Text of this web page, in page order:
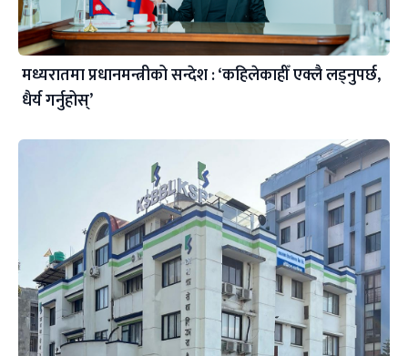
मध्यरातमा प्रधानमन्त्रीको सन्देश : ‘कहिलेकाहीँ एक्लै लड्नुपर्छ,
धैर्य गर्नुहोस्’